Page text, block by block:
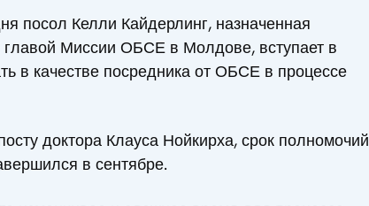
посол Келли Кайдерлинг, назначенная
Миссии ОБСЕ в Молдове, вступает в
в качестве посредника от ОБСЕ в процессе
доктора Клауса Нойкирха, срок полномочий
в сентябре.